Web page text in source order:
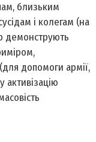
близьким
і колегам (на
демонструють
допомоги армії,
активізацію